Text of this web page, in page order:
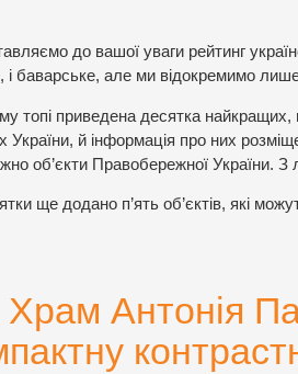
до вашої уваги рейтинг
і баварське, але ми відокремимо
топі приведена десятка найкращих,
України, й інформація про них
об’єкти Правобережної України. З
ще додано п’ять об’єктів, які
Храм Антонія